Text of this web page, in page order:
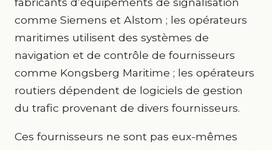
comme Siemens et Alstom ; les opérateurs
maritimes utilisent des systèmes de
navigation et de contrôle de fournisseurs
comme Kongsberg Maritime ; les opérateurs
routiers dépendent de logiciels de gestion
du trafic provenant de divers fournisseurs.
Ces fournisseurs ne sont pas eux-mêmes